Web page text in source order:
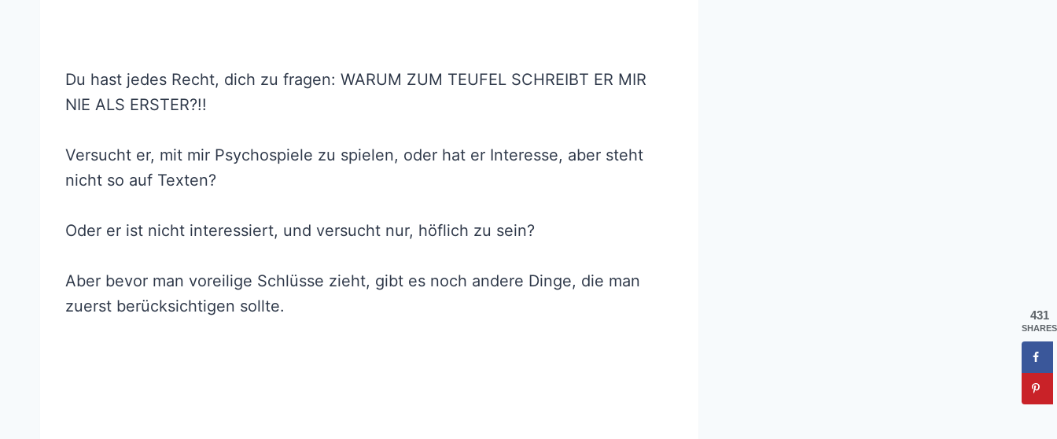
Du hast jedes Recht, dich zu fragen: WARUM ZUM TEUFEL SCHREIBT ER MIR
NIE ALS ERSTER?!!
Versucht er, mit mir Psychospiele zu spielen, oder hat er Interesse, aber steht
nicht so auf Texten?
Oder er ist nicht interessiert, und versucht nur, höflich zu sein?
Aber bevor man voreilige Schlüsse zieht, gibt es noch andere Dinge, die man
zuerst berücksichtigen sollte.
431
SHARES